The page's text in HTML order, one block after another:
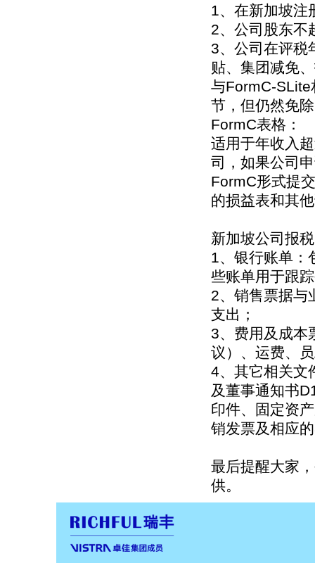
1、在新加坡注
2、公司股东不
3、公司在评税
贴、集团减免
与FormC-SLite
节，但仍然免
FormC表格：
适用于年收入
司，如果公司
FormC形式提
的损益表和其
新加坡公司报
1、银行账单：
些账单用于跟
2、销售票据与
支出；
3、费用及成本
议）、运费、
4、其它相关文
及董事通知书
印件、固定资
销发票及相应
最后提醒大家
供。